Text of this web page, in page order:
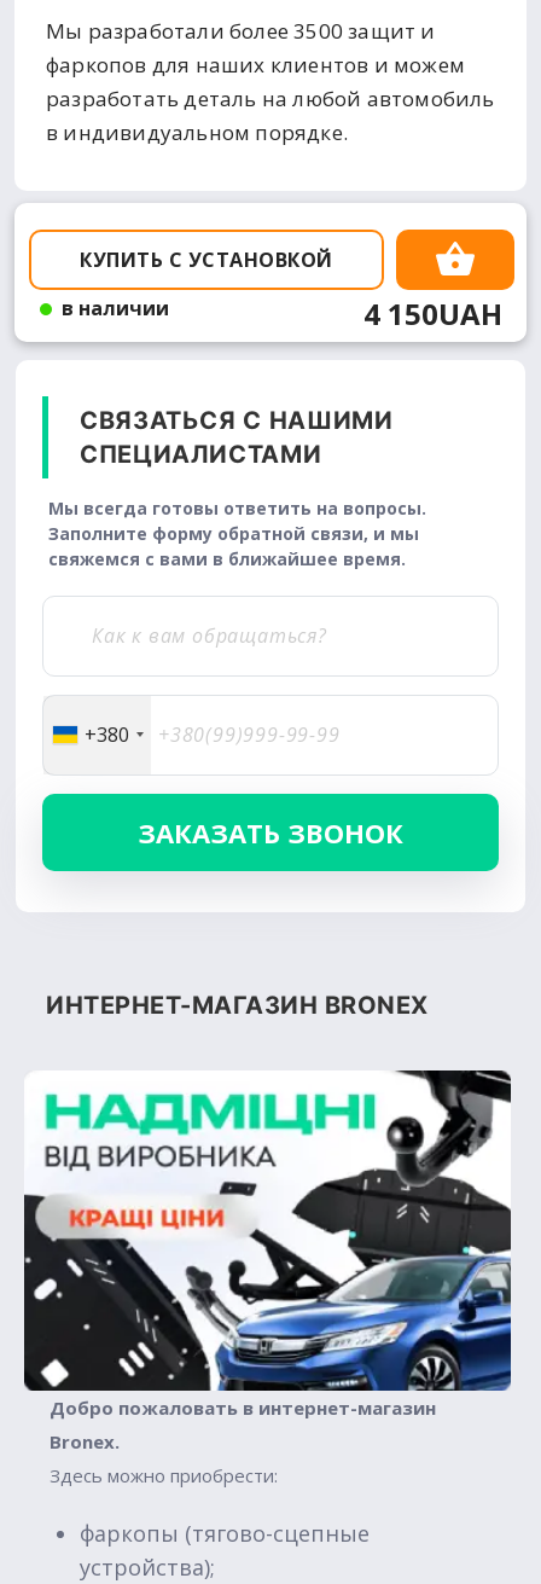
Мы разработали более 3500 защит и
фаркопов для наших клиентов и можем
разработать деталь на любой автомобиль
в индивидуальном порядке.
КУПИТЬ С УСТАНОВКОЙ
в наличии
4 150UAH
СВЯЗАТЬСЯ С НАШИМИ
СПЕЦИАЛИСТАМИ
Мы всегда готовы ответить на вопросы.
Заполните форму обратной связи, и мы
свяжемся с вами в ближайшее время.
+380
ИНТЕРНЕТ-МАГАЗИН BRONEX
Добро пожаловать в интернет-магазин
Вronex.
Здесь можно приобрести:
фаркопы (тягово-сцепные
устройства);